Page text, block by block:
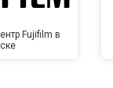
Fujifilm в